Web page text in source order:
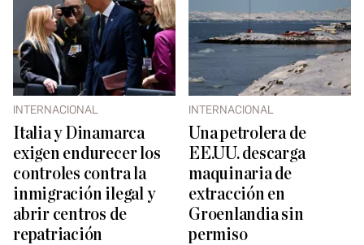
INTERNACIONAL
Italia y Dinamarca
exigen endurecer los
controles contra la
inmigración ilegal y
abrir centros de
repatriación
INTERNACIONAL
Una petrolera de
EE.UU. descarga
maquinaria de
extracción en
Groenlandia sin
permiso